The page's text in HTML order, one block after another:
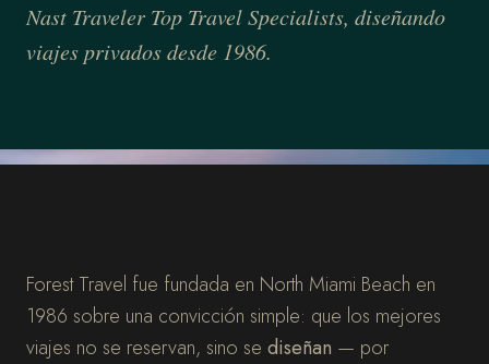
Nast Traveler Top Travel Specialists, diseñando
viajes privados desde 1986.
Forest Travel fue fundada en North Miami Beach en
1986 sobre una convicción simple: que los mejores
viajes no se reservan, sino se diseñan — por